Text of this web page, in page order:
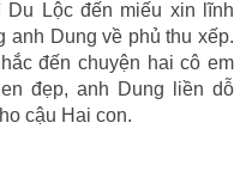
Lộc đến miếu xin lĩnh
anh Dung về phủ thu xếp.
đến chuyện hai cô em
đẹp, anh Dung liền dỗ
cậu Hai con.